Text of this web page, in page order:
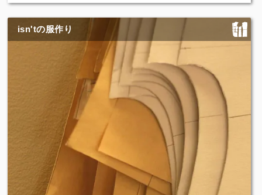
ツが見直されています。
2006年に産声を上げた、私たち「isn't」は、人それぞれの体型や体
のくせを網羅し、着心地までを追求することをポリシーとし、今で
はなかなか手に入らない本来の注文仕立服である「仮縫い付きのフ
ルオーダー」にこだわり、お客様一人ひとりに向き合い服を仕立て
【オーダースーツにはいくつかの種類があります】
オーダースーツにもいろいろなものがあります。簡単に違いを説明
すると、以下のようになります。
・パターンオーダースーツ：既製品サイズを基準として段階的にサ
イズ変更された複数の型紙の中から最も近いサイズを選び、着丈や
袖丈の寸法を変更するもの。
・イージーオーダースーツ：上記同様、用意されたいくつかの型紙
から最もサイズの近いものを選び、体型や体の特徴をCADにより数
値補正し生地を裁断するもの。
・フルオーダースーツ：採寸データと体型や体の特徴をもとに一か
isn'tの服作り